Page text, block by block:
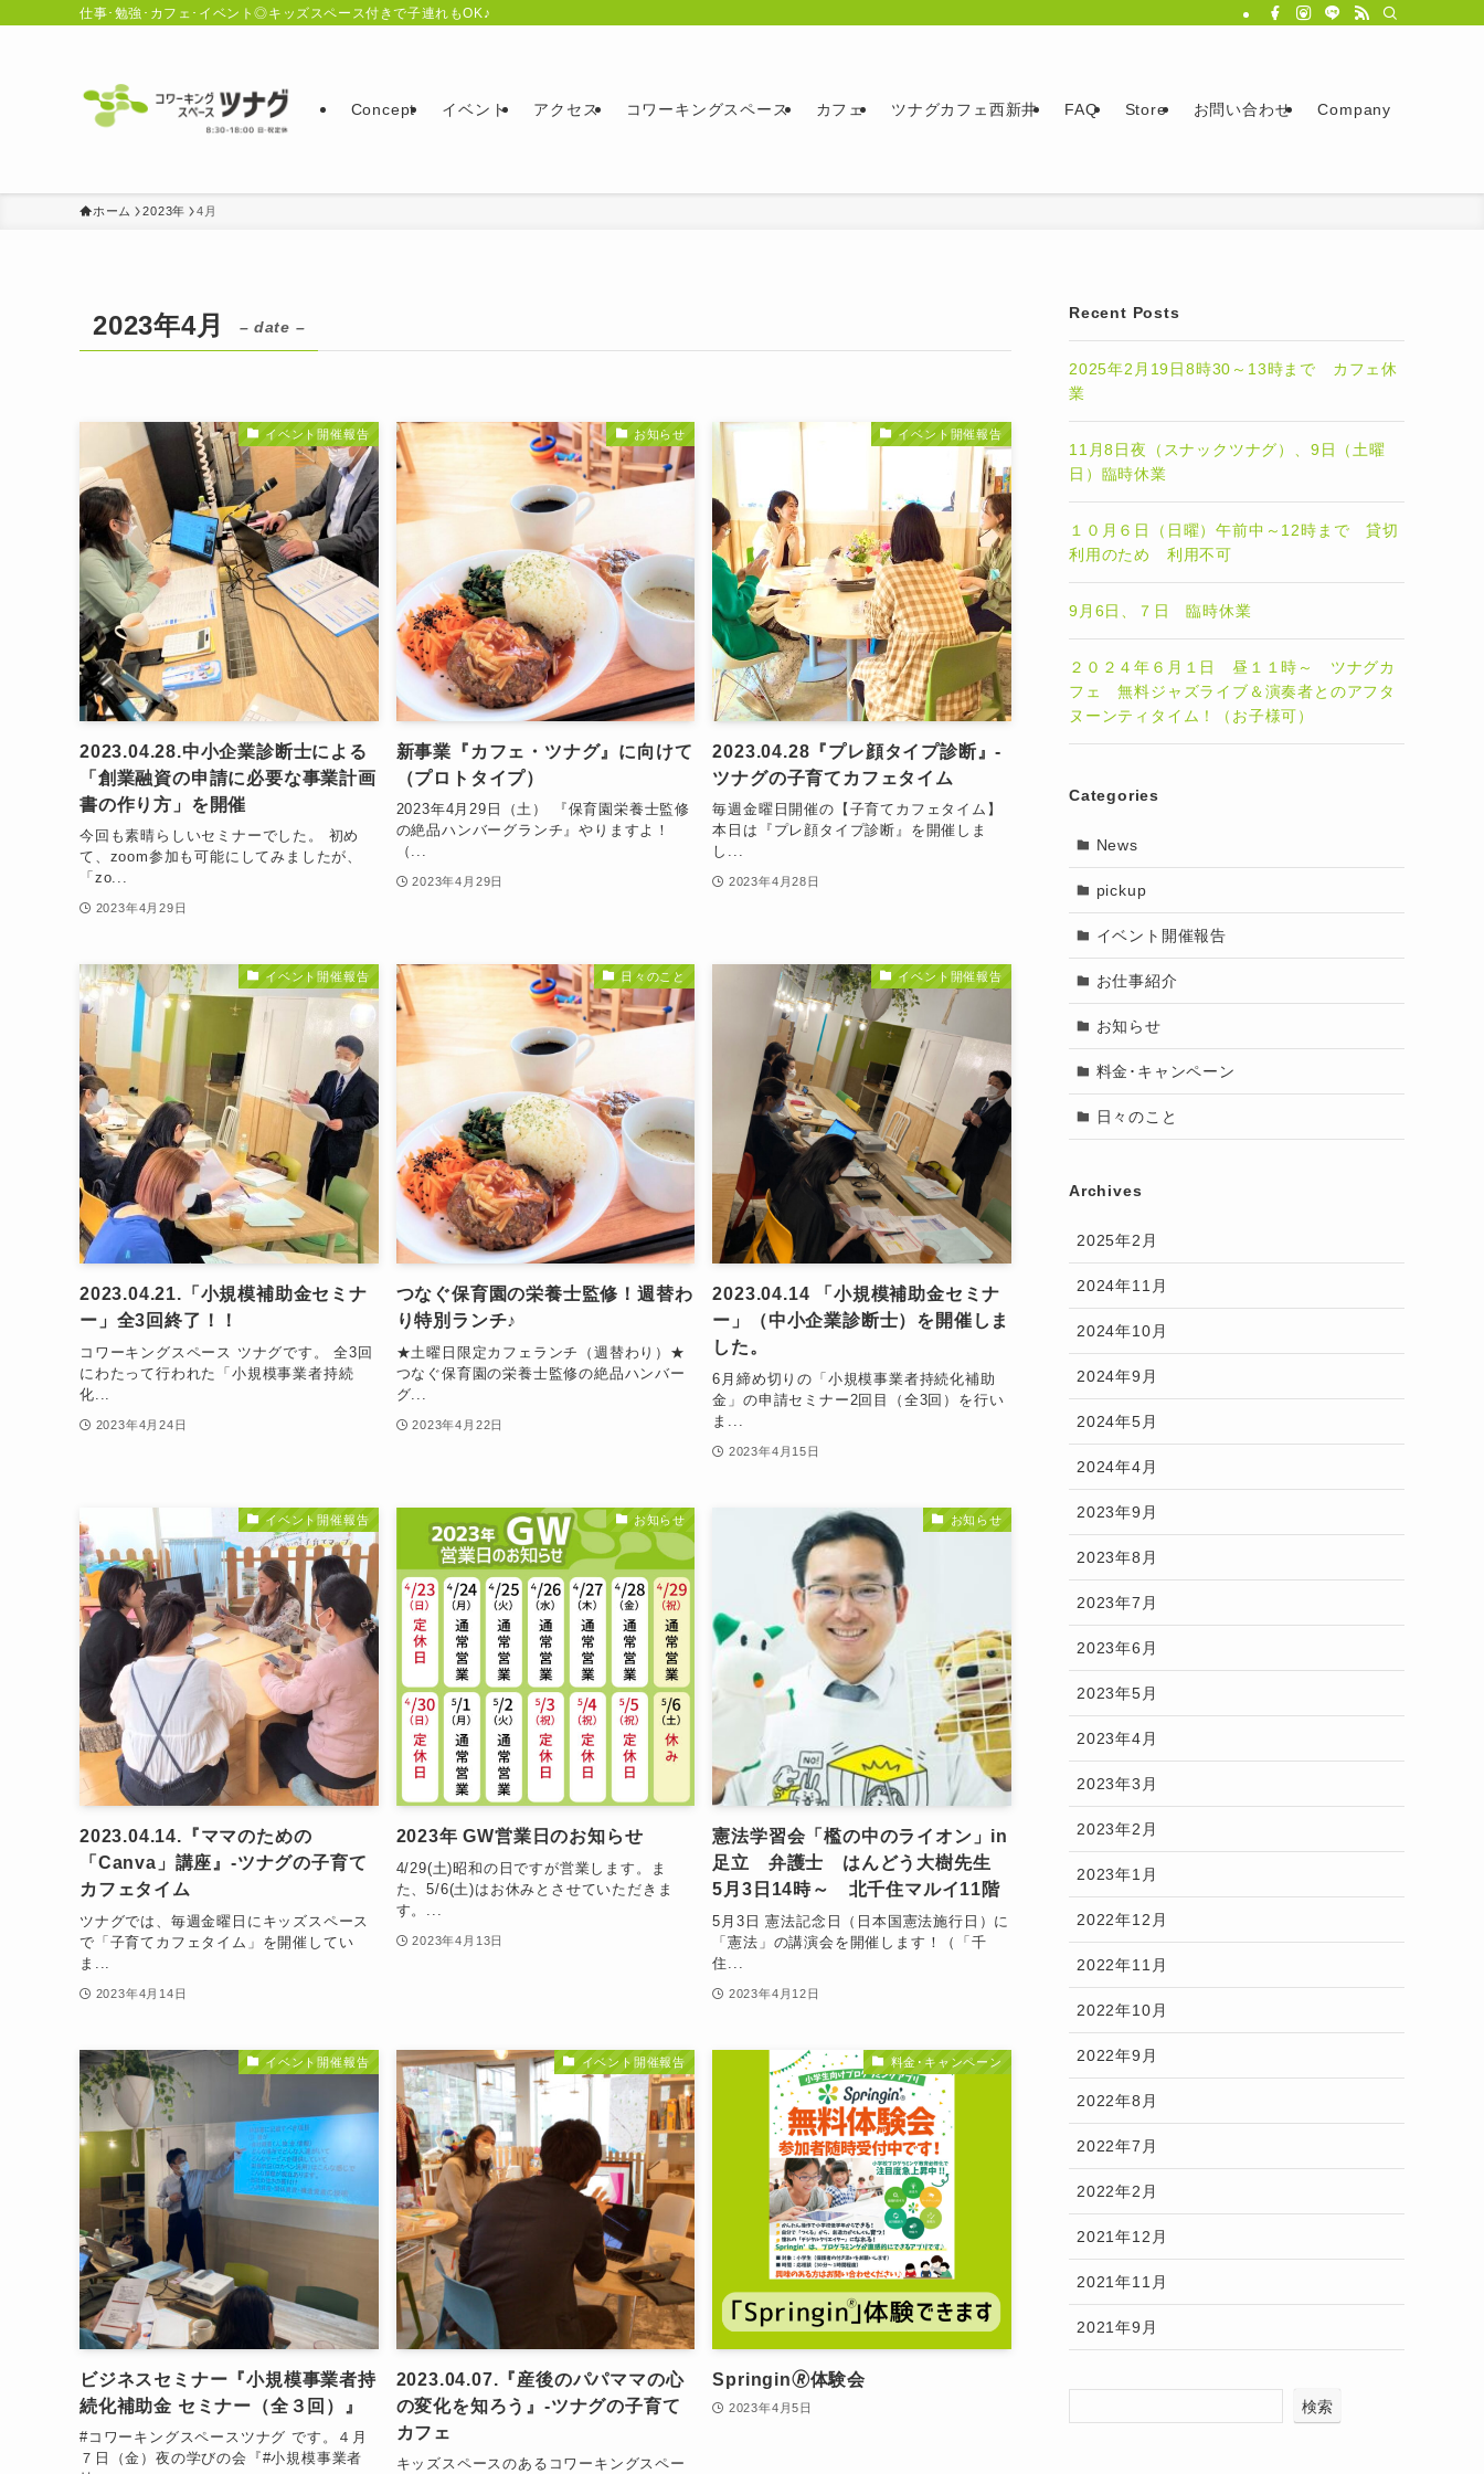
仕事･勉強･カフェ･イベント◎キッズスペース付きで子連れもOK♪
Concept イベント アクセス コワーキングスペース カフェ ツナグカフェ西新井 FAQ Store お問い合わせ Company
ホーム 2023年 4月
2023年4月 – date –
イベント開催報告
2023.04.28.中小企業診断士による
「創業融資の申請に必要な事業計画
書の作り方」を開催
今回も素晴らしいセミナーでした。 初め
て、zoom参加も可能にしてみましたが、
「zo...
2023年4月29日
お知らせ
新事業『カフェ・ツナグ』に向けて
（プロトタイプ）
2023年4月29日（土） 『保育園栄養士監修
の絶品ハンバーグランチ』やりますよ！
（...
2023年4月29日
イベント開催報告
2023.04.28『プレ顔タイプ診断』-
ツナグの子育てカフェタイム
毎週金曜日開催の【子育てカフェタイム】
本日は『プレ顔タイプ診断』を開催しま
し...
2023年4月28日
イベント開催報告
2023.04.21.「小規模補助金セミナ
ー」全3回終了！！
コワーキングスペース ツナグです。 全3回
にわたって行われた「小規模事業者持続
化...
2023年4月24日
日々のこと
つなぐ保育園の栄養士監修！週替わ
り特別ランチ♪
★土曜日限定カフェランチ（週替わり）★
つなぐ保育園の栄養士監修の絶品ハンバー
グ...
2023年4月22日
イベント開催報告
2023.04.14 「小規模補助金セミナ
ー」（中小企業診断士）を開催しま
した。
6月締め切りの「小規模事業者持続化補助
金」の申請セミナー2回目（全3回）を行い
ま...
2023年4月15日
イベント開催報告
2023.04.14.『ママのための
「Canva」講座』-ツナグの子育て
カフェタイム
ツナグでは、毎週金曜日にキッズスペース
で「子育てカフェタイム」を開催してい
ま...
2023年4月14日
お知らせ
2023年 GW営業日のお知らせ
4/29(土)昭和の日ですが営業します。ま
た、5/6(土)はお休みとさせていただきま
す。...
2023年4月13日
お知らせ
憲法学習会「檻の中のライオン」in
足立 弁護士 はんどう大樹先生
5月3日14時～ 北千住マルイ11階
5月3日 憲法記念日（日本国憲法施行日）に
「憲法」の講演会を開催します！（「千
住...
2023年4月12日
イベント開催報告
ビジネスセミナー『小規模事業者持
続化補助金 セミナー（全３回）』
#コワーキングスペースツナグ です。４月
７日（金）夜の学びの会『#小規模事業者
イベント開催報告
2023.04.07.『産後のパパママの心
の変化を知ろう』-ツナグの子育て
カフェ
キッズスペースのあるコワーキングスペー
料金･キャンペーン
Springin🄬体験会
2023年4月5日
Recent Posts
2025年2月19日8時30～13時まで カフェ休
業
11月8日夜（スナックツナグ）、9日（土曜
日）臨時休業
１０月６日（日曜）午前中～12時まで 貸切
利用のため 利用不可
9月6日、７日 臨時休業
２０２４年６月１日 昼１１時～ ツナグカ
フェ 無料ジャズライブ＆演奏者とのアフタ
ヌーンティタイム！（お子様可）
Categories
News
pickup
イベント開催報告
お仕事紹介
お知らせ
料金･キャンペーン
日々のこと
Archives
2025年2月
2024年11月
2024年10月
2024年9月
2024年5月
2024年4月
2023年9月
2023年8月
2023年7月
2023年6月
2023年5月
2023年4月
2023年3月
2023年2月
2023年1月
2022年12月
2022年11月
2022年10月
2022年9月
2022年8月
2022年7月
2022年2月
2021年12月
2021年11月
2021年9月
検索